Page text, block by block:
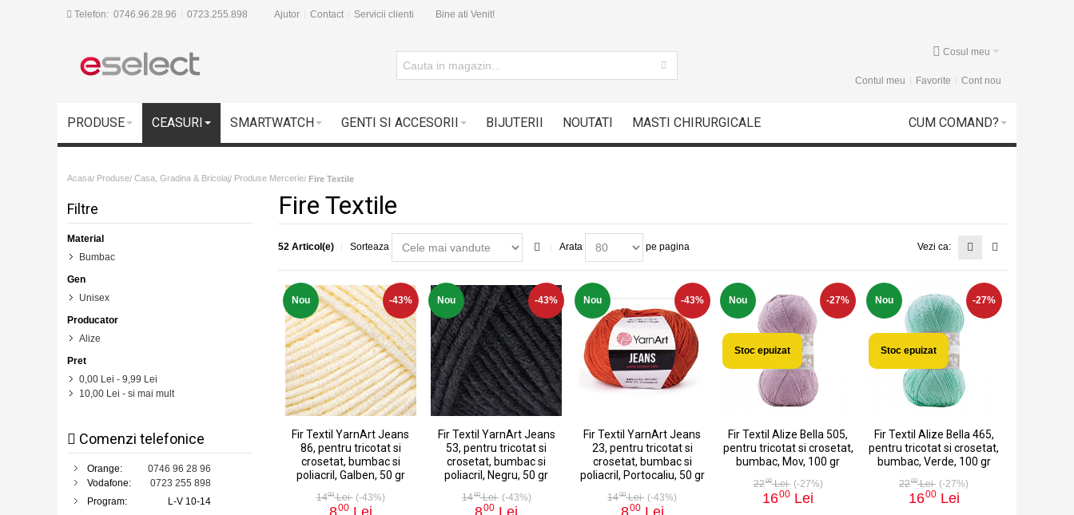
Telefon: 0746.96.28.96 0723.255.898 Ajutor Contact Servicii clienti Bine ati Venit!
Cosul meu
Contul meu Favorite Cont nou
PRODUSE CEASURI SMARTWATCH GENTI SI ACCESORII BIJUTERII NOUTATI MASTI CHIRURGICALE CUM COMAND?
Acasa/ Produse/ Casa, Gradina & Bricolaj/ Produse Mercerie/ Fire Textile
Fire Textile
52 Articol(e) Sorteaza Arata pe pagina Vezi ca:
Nou -43%
Fir Textil YarnArt Jeans
86, pentru tricotat si
crosetat, bumbac si
poliacril, Galben, 50 gr
1400Lei (-43%)
00
Nou -43%
Fir Textil YarnArt Jeans
53, pentru tricotat si
crosetat, bumbac si
poliacril, Negru, 50 gr
1400Lei (-43%)
00
Nou -43%
Fir Textil YarnArt Jeans
23, pentru tricotat si
crosetat, bumbac si
poliacril, Portocaliu, 50 gr
1400Lei (-43%)
00
Nou -27%
Stoc epuizat
Fir Textil Alize Bella 505,
pentru tricotat si crosetat,
bumbac, Mov, 100 gr
2200Lei (-27%)
1600 Lei
Nou -27%
Stoc epuizat
Fir Textil Alize Bella 465,
pentru tricotat si crosetat,
bumbac, Verde, 100 gr
2200Lei (-27%)
1600Lei
Filtre
Material
Bumbac
Gen
Unisex
Producator
Alize
Pret
0,00 Lei - 9,99 Lei
10,00 Lei - si mai mult
Comenzi telefonice
Orange:
0746 96 28 96
Vodafone:
0723 255 898
Program:
L-V 10-14